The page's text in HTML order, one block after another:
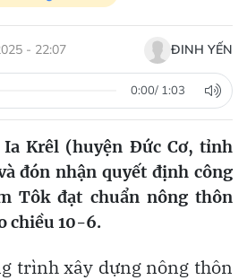
- 22:07 ĐINH YẾN
0:00/ 1:03
Ia Krêl (huyện Đức Cơ, tỉnh
đón nhận quyết định công
Tôk đạt chuẩn nông thôn
chiều 10-6.
trình xây dựng nông thôn